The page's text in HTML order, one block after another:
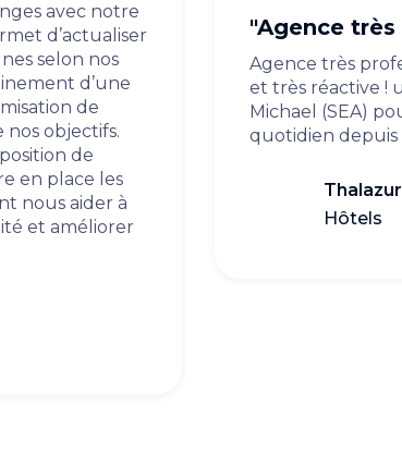
avec notre
d’actualiser
selon nos
d’une
de
nos objectifs.
de
en place les
nous aider à
et améliorer
"Agence
Agence très
et très réactive !
Michael (SEA)
quotidien depuis
Thalazur
Hôtels